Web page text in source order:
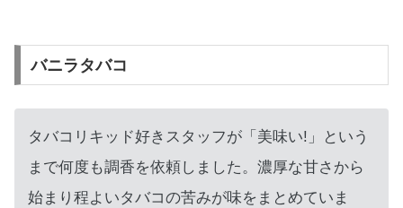
バニラタバコ
タバコリキッド好きスタッフが「美味い!」という
まで何度も調香を依頼しました。濃厚な甘さから
始まり程よいタバコの苦みが味をまとめていま